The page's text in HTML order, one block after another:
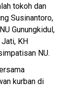
tokoh dan
Susinantoro,
Gunungkidul,
KH
NU.
kurban di